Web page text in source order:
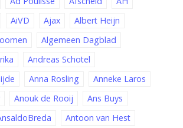
AiVD Ajax
Albert Heijn
Algemeen Dagblad
Andreas Schotel
Anna Rosling
Anneke Laros
Anouk de Rooij
Ans Buys
Antoon van Hest